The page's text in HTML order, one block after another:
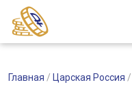
Главная / Царская Россия /